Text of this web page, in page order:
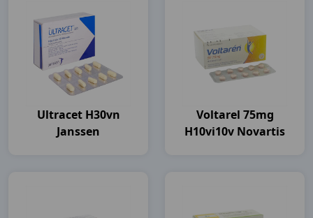
Ultracet H30vn
Janssen
Voltarel 75mg
H10vi10v Novartis